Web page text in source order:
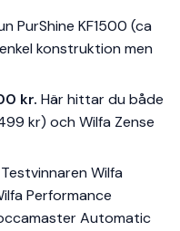
PurShine KF1500 (ca
konstruktion men
kr. Här hittar du både
kr) och Wilfa Zense
Testvinnaren Wilfa
Performance
Automatic